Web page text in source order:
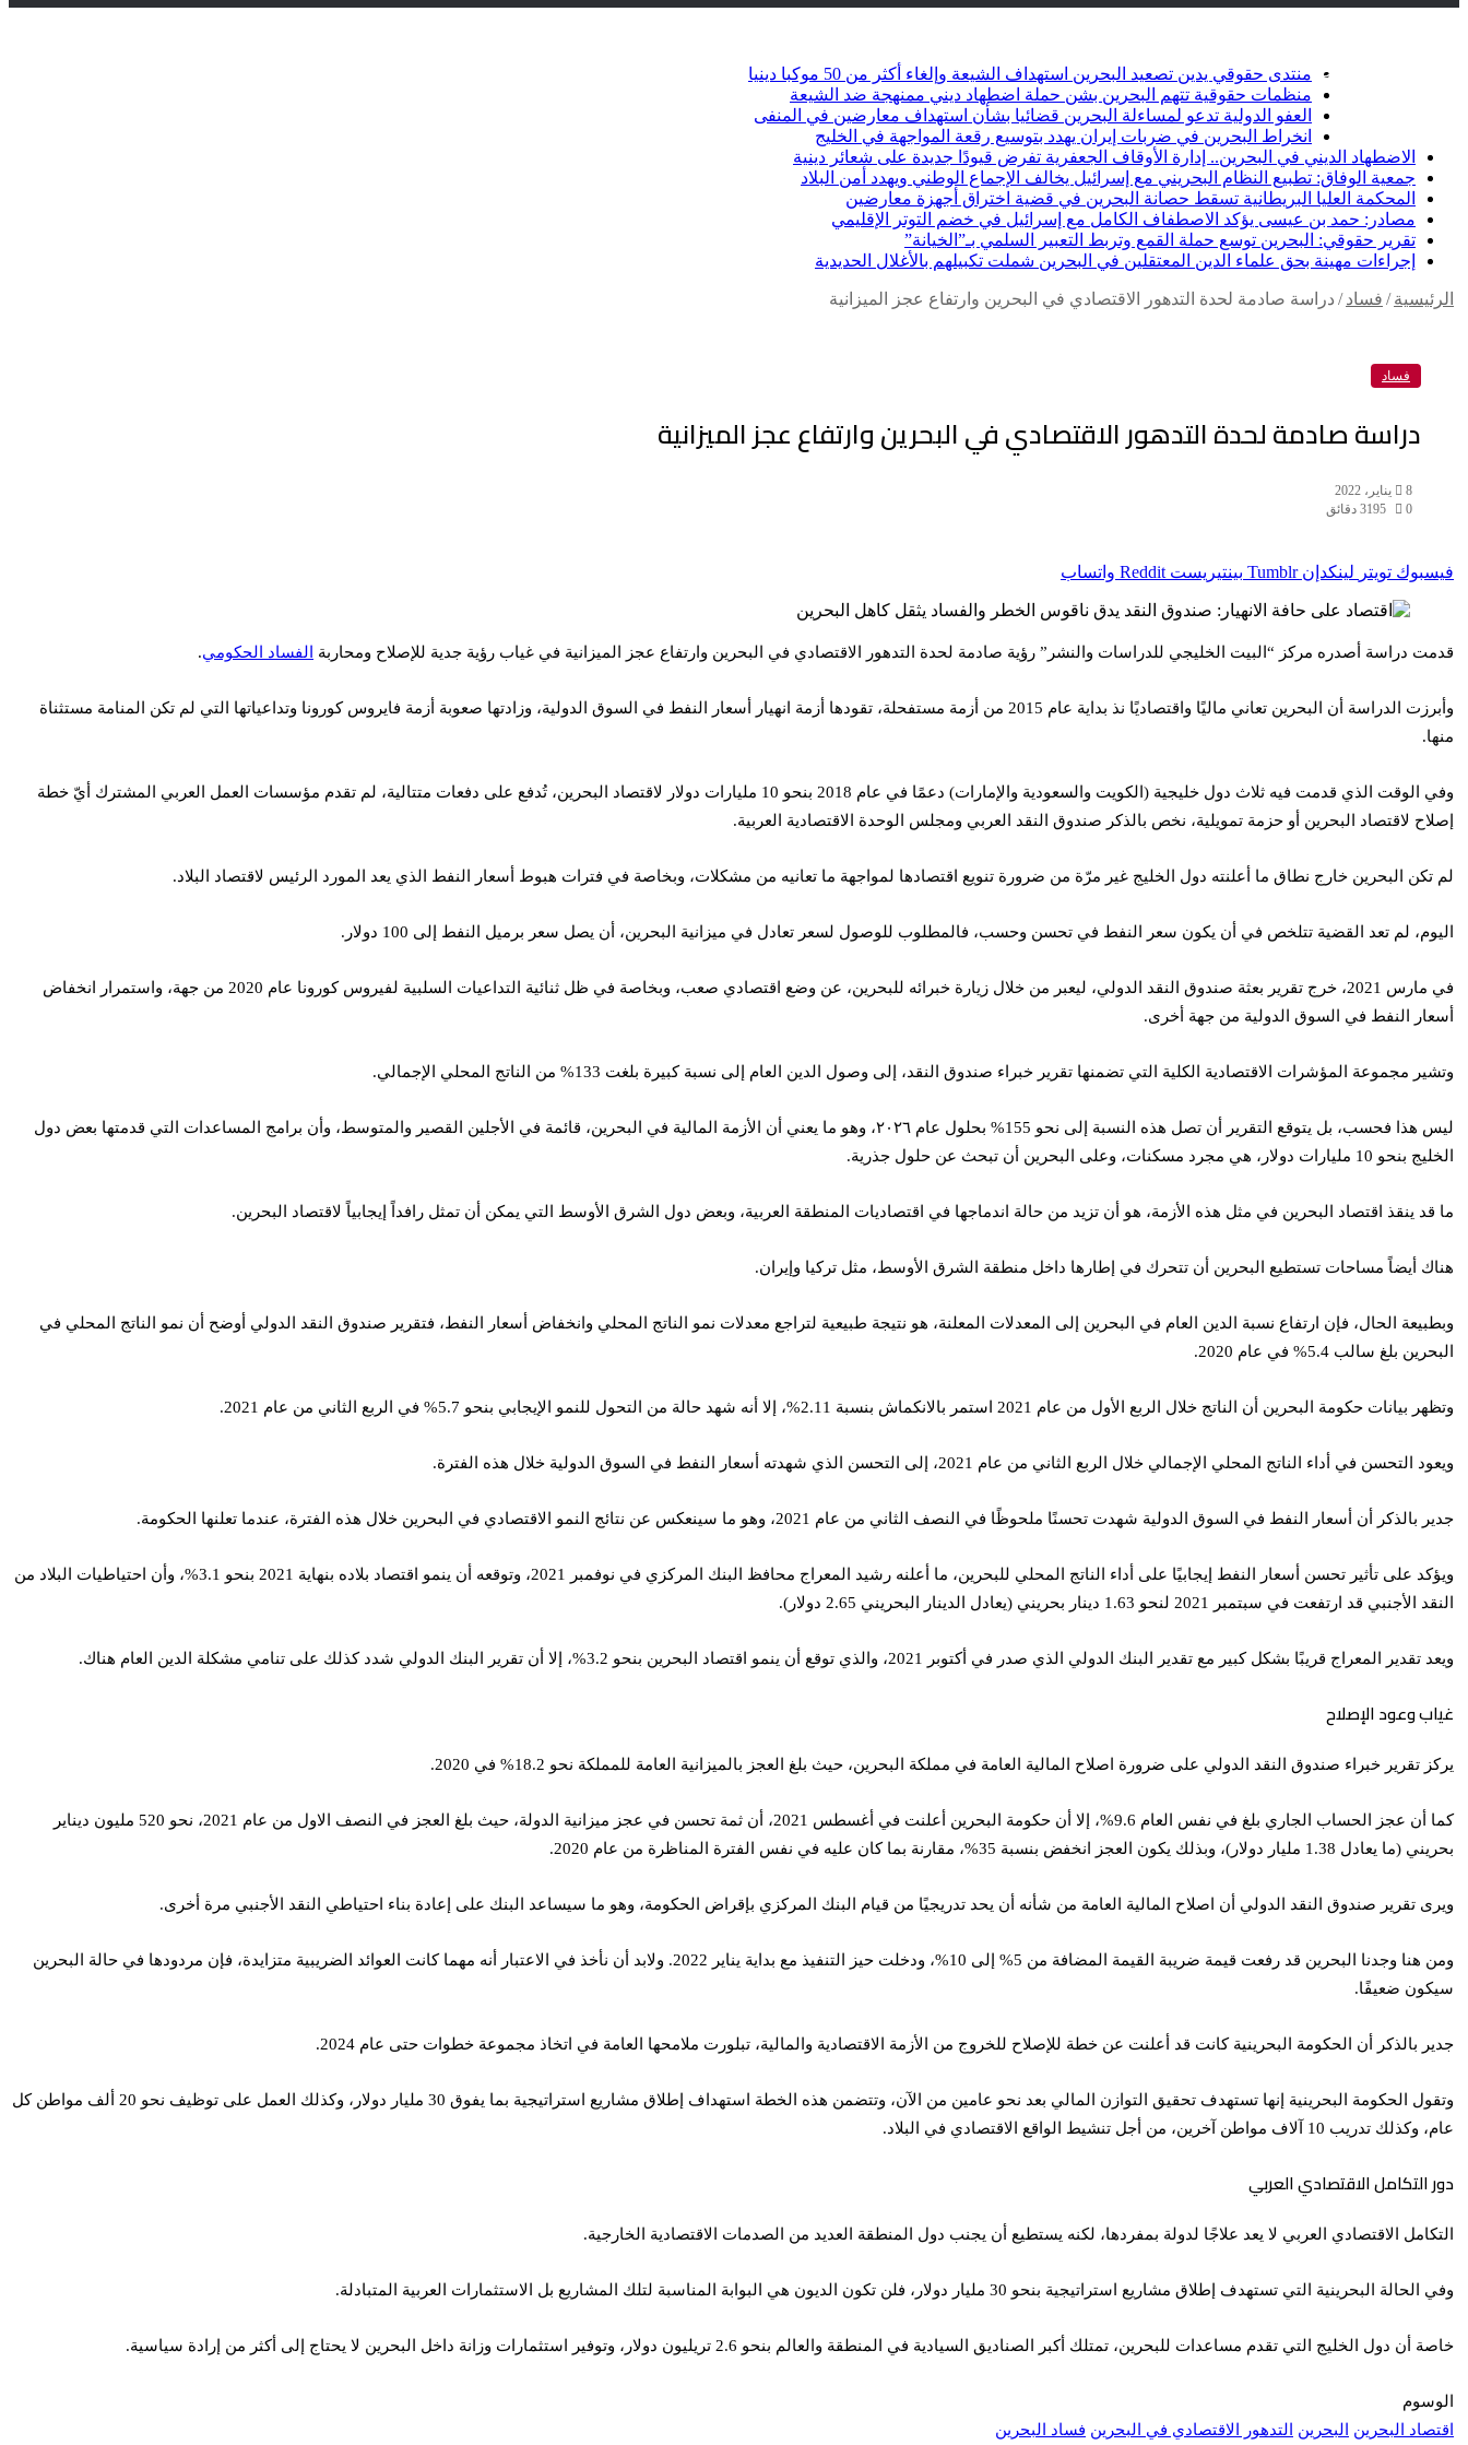
فيسبوك
منتدى حقوقي يدين تصعيد البحرين استهداف الشيعة وإلغاء أكثر من 50 موكبا دينيا
منظمات حقوقية تتهم البحرين بشن حملة اضطهاد ديني ممنهجة ضد الشيعة
العفو الدولية تدعو لمساءلة البحرين قضائيا بشأن استهداف معارضين في المنفى
انخراط البحرين في ضربات إيران يهدد بتوسيع رقعة المواجهة في الخليج
الاضطهاد الديني في البحرين.. إدارة الأوقاف الجعفرية تفرض قيودًا جديدة على شعائر دينية
جمعية الوفاق: تطبيع النظام البحريني مع إسرائيل يخالف الإجماع الوطني ويهدد أمن البلاد
المحكمة العليا البريطانية تسقط حصانة البحرين في قضية اختراق أجهزة معارضين
مصادر: حمد بن عيسى يؤكد الاصطفاف الكامل مع إسرائيل في خضم التوتر الإقليمي
تقرير حقوقي: البحرين توسع حملة القمع وتربط التعبير السلمي بـ”الخيانة”
إجراءات مهينة بحق علماء الدين المعتقلين في البحرين شملت تكبيلهم بالأغلال الحديدية
الرئيسية / فساد / دراسة صادمة لحدة التدهور الاقتصادي في البحرين وارتفاع عجز الميزانية
فساد
دراسة صادمة لحدة التدهور الاقتصادي في البحرين وارتفاع عجز الميزانية
8 يناير، 2022
0
1953 دقائق
فيسبوك تويتر لينكدإن بينتيريست واتساب
قدمت دراسة أصدره مركز “البيت الخليجي للدراسات والنشر” رؤية صادمة لحدة التدهور الاقتصادي في البحرين وارتفاع عجز الميزانية في غياب رؤية جدية للإصلاح ومحاربة الفساد الحكومي.
وأبرزت الدراسة أن البحرين تعاني ماليًا واقتصاديًا نذ بداية عام 2015 من أزمة مستفحلة، تقودها أزمة انهيار أسعار النفط في السوق الدولية، وزادتها صعوبة أزمة فايروس كورونا وتداعياتها التي لم تكن المنامة مستثناة
منها.
وفي الوقت الذي قدمت فيه ثلاث دول خليجية (الكويت والسعودية والإمارات) دعمًا في عام 2018 بنحو 10 مليارات دولار لاقتصاد البحرين، تُدفع على دفعات متتالية، لم تقدم مؤسسات العمل العربي المشترك أيّ خطة
إصلاح لاقتصاد البحرين أو حزمة تمويلية، نخص بالذكر صندوق النقد العربي ومجلس الوحدة الاقتصادية العربية.
لم تكن البحرين خارج نطاق ما أعلنته دول الخليج غير مرّة من ضرورة تنويع اقتصادها لمواجهة ما تعانيه من مشكلات، وبخاصة في فترات هبوط أسعار النفط الذي يعد المورد الرئيس لاقتصاد البلاد.
اليوم، لم تعد القضية تتلخص في أن يكون سعر النفط في تحسن وحسب، فالمطلوب للوصول لسعر تعادل في ميزانية البحرين، أن يصل سعر برميل النفط إلى 100 دولار.
في مارس 2021، خرج تقرير بعثة صندوق النقد الدولي، ليعبر من خلال زيارة خبرائه للبحرين، عن وضع اقتصادي صعب، وبخاصة في ظل ثنائية التداعيات السلبية لفيروس كورونا عام 2020 من جهة، واستمرار انخفاض
أسعار النفط في السوق الدولية من جهة أخرى.
وتشير مجموعة المؤشرات الاقتصادية الكلية التي تضمنها تقرير خبراء صندوق النقد، إلى وصول الدين العام إلى نسبة كبيرة بلغت 133% من الناتج المحلي الإجمالي.
ليس هذا فحسب، بل يتوقع التقرير أن تصل هذه النسبة إلى نحو 155% بحلول عام ٢٠٢٦، وهو ما يعني أن الأزمة المالية في البحرين، قائمة في الأجلين القصير والمتوسط، وأن برامج المساعدات التي قدمتها بعض دول
الخليج بنحو 10 مليارات دولار، هي مجرد مسكنات، وعلى البحرين أن تبحث عن حلول جذرية.
ما قد ينقذ اقتصاد البحرين في مثل هذه الأزمة، هو أن تزيد من حالة اندماجها في اقتصاديات المنطقة العربية، وبعض دول الشرق الأوسط التي يمكن أن تمثل رافداً إيجابياً لاقتصاد البحرين.
هناك أيضاً مساحات تستطيع البحرين أن تتحرك في إطارها داخل منطقة الشرق الأوسط، مثل تركيا وإيران.
وبطبيعة الحال، فإن ارتفاع نسبة الدين العام في البحرين إلى المعدلات المعلنة، هو نتيجة طبيعية لتراجع معدلات نمو الناتج المحلي وانخفاض أسعار النفط، فتقرير صندوق النقد الدولي أوضح أن نمو الناتج المحلي في
البحرين بلغ سالب 5.4% في عام 2020.
وتظهر بيانات حكومة البحرين أن الناتج خلال الربع الأول من عام 2021 استمر بالانكماش بنسبة 2.11%، إلا أنه شهد حالة من التحول للنمو الإيجابي بنحو 5.7% في الربع الثاني من عام 2021.
ويعود التحسن في أداء الناتج المحلي الإجمالي خلال الربع الثاني من عام 2021، إلى التحسن الذي شهدته أسعار النفط في السوق الدولية خلال هذه الفترة.
جدير بالذكر أن أسعار النفط في السوق الدولية شهدت تحسنًا ملحوظًا في النصف الثاني من عام 2021، وهو ما سينعكس عن نتائج النمو الاقتصادي في البحرين خلال هذه الفترة، عندما تعلنها الحكومة.
ويؤكد على تأثير تحسن أسعار النفط إيجابيًا على أداء الناتج المحلي للبحرين، ما أعلنه رشيد المعراج محافظ البنك المركزي في نوفمبر 2021، وتوقعه أن ينمو اقتصاد بلاده بنهاية 2021 بنحو 3.1%، وأن احتياطيات البلاد من
النقد الأجنبي قد ارتفعت في سبتمبر 2021 لنحو 1.63 دينار بحريني (يعادل الدينار البحريني 2.65 دولار).
ويعد تقدير المعراج قريبًا بشكل كبير مع تقدير البنك الدولي الذي صدر في أكتوبر 2021، والذي توقع أن ينمو اقتصاد البحرين بنحو 3.2%، إلا أن تقرير البنك الدولي شدد كذلك على تنامي مشكلة الدين العام هناك.
غياب وعود الإصلاح
يركز تقرير خبراء صندوق النقد الدولي على ضرورة اصلاح المالية العامة في مملكة البحرين، حيث بلغ العجز بالميزانية العامة للمملكة نحو 18.2% في 2020.
كما أن عجز الحساب الجاري بلغ في نفس العام 9.6%، إلا أن حكومة البحرين أعلنت في أغسطس 2021، أن ثمة تحسن في عجز ميزانية الدولة، حيث بلغ العجز في النصف الاول من عام 2021، نحو 520 مليون ديناير
بحريني (ما يعادل 1.38 مليار دولار)، وبذلك يكون العجز انخفض بنسبة 35%، مقارنة بما كان عليه في نفس الفترة المناظرة من عام 2020.
ويرى تقرير صندوق النقد الدولي أن اصلاح المالية العامة من شأنه أن يحد تدريجيًا من قيام البنك المركزي بإقراض الحكومة، وهو ما سيساعد البنك على إعادة بناء احتياطي النقد الأجنبي مرة أخرى.
ومن هنا وجدنا البحرين قد رفعت قيمة ضريبة القيمة المضافة من 5% إلى 10%، ودخلت حيز التنفيذ مع بداية يناير 2022. ولابد أن نأخذ في الاعتبار أنه مهما كانت العوائد الضريبية متزايدة، فإن مردودها في حالة البحرين
سيكون ضعيفًا.
جدير بالذكر أن الحكومة البحرينية كانت قد أعلنت عن خطة للإصلاح للخروج من الأزمة الاقتصادية والمالية، تبلورت ملامحها العامة في اتخاذ مجموعة خطوات حتى عام 2024.
وتقول الحكومة البحرينية إنها تستهدف تحقيق التوازن المالي بعد نحو عامين من الآن، وتتضمن هذه الخطة استهداف إطلاق مشاريع استراتيجية بما يفوق 30 مليار دولار، وكذلك العمل على توظيف نحو 20 ألف مواطن كل
عام، وكذلك تدريب 10 آلاف مواطن آخرين، من أجل تنشيط الواقع الاقتصادي في البلاد.
دور التكامل الاقتصادي العربي
التكامل الاقتصادي العربي لا يعد علاجًا لدولة بمفردها، لكنه يستطيع أن يجنب دول المنطقة العديد من الصدمات الاقتصادية الخارجية.
وفي الحالة البحرينية التي تستهدف إطلاق مشاريع استراتيجية بنحو 30 مليار دولار، فلن تكون الديون هي البوابة المناسبة لتلك المشاريع بل الاستثمارات العربية المتبادلة.
خاصة أن دول الخليج التي تقدم مساعدات للبحرين، تمتلك أكبر الصناديق السيادية في المنطقة والعالم بنحو 2.6 تريليون دولار، وتوفير استثمارات وزانة داخل البحرين لا يحتاج إلى أكثر من إرادة سياسية.
الوسوم
اقتصاد البحرين
البحرين التدهور الاقتصادي في البحرين فساد البحرين